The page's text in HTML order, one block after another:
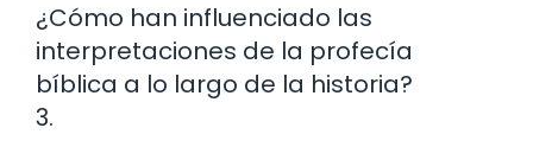
¿Cómo han influenciado las
interpretaciones de la profecía
bíblica a lo largo de la historia?
3.